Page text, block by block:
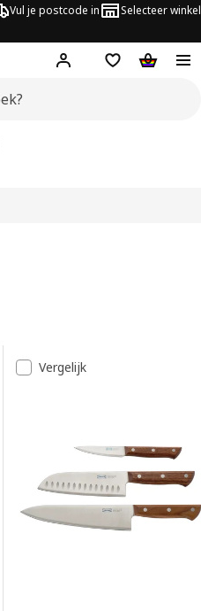
Vul je postcode in Selecteer winkel
Hej! Log in
Vergelijk